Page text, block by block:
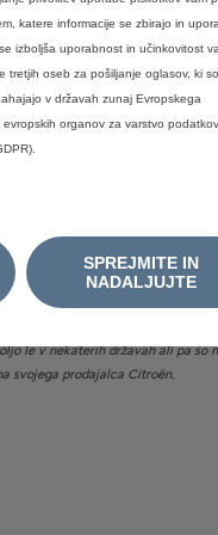
pomembno prispevajo k
avtomobilih najdete v
predhodne najave. C
iz zanašanja na vsebine
le v nekaterih državah ali pa
svojega prodajalca Citroën.
katere informacije se zbirajo in
izboljša uporabnost in učinkovitost
tretjih oseb za pošiljanje oglasov, ki
v državah zunaj Evropskega
organov za varstvo
SPREJMITE IN
NADALJUJTE